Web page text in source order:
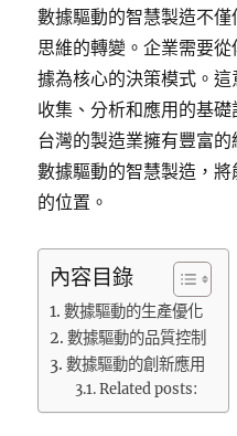
數據驅動的智慧製造不
思維的轉變。企業需要
據為核心的決策模式。
收集、分析和應用的基
台灣的製造業擁有豐富
數據驅動的智慧製造，
的位置。
內容目錄
數據驅動的生產優化
數據驅動的品質控制
數據驅動的創新應用
Related posts: